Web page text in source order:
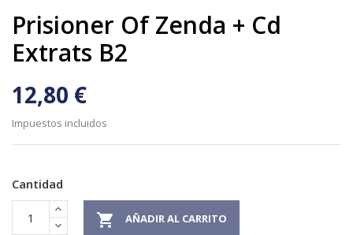
Prisioner Of Zenda + Cd
Extrats B2
12,80 €
Impuestos incluidos
Cantidad
 AÑADIR AL CARRITO